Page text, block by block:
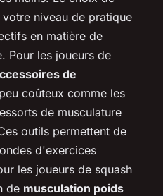
niveau de pratique
en matière de
Pour les joueurs de
de
coûteux comme les
de musculature
outils permettent de
d'exercices
les joueurs de squash
de musculation poids